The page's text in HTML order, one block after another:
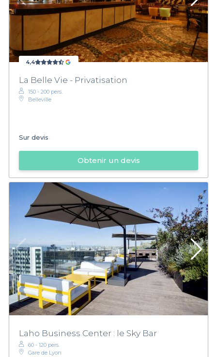
4,4
La Belle Vie - Privatisation
150 - 200 pers.
Belleville
Sur devis
Obtenir un devis
Laho Business Center : le Sky Bar
60 - 120 pers.
Gare de Lyon